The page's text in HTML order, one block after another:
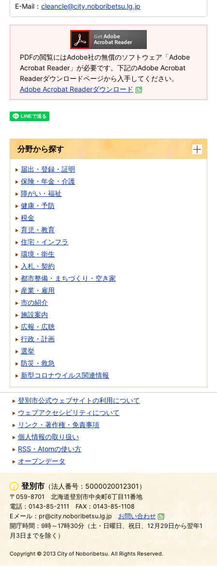
E-Mail： cleancle@city.noboribetsu.lg.jp
PDFの閲覧にはAdobe社の無償のソフトウェア「Adobe
Acrobat Reader」が必要です。下記のAdobe Acrobat
Readerダウンロードページから入手してください。
Adobe Acrobat Readerダウンロード
分野から探す
届出・登録・証明
保険・年金・介護
障がい・福祉
健康・予防
税金
育児・教育
住宅・インフラ
環境・衛生
入札・契約
都市整備・まちづくり・空き家
産業・雇用
市の紹介
施設案内
広報・広聴
行政・計画
選挙
防災・救急
新型コロナウイルス関連情報
登別市公式ウェブサイトの利用について
ウェブアクセシビリティについて
リンク・著作権・免責事項
個人情報の取り扱い
RSS・Atomの使い方
オープンデータ
登別市 （法人番号：5000020012301）
〒059-8701
北海道登別市中央町6丁目11番地
電話：0143-85-2111
FAX：0143-85-1108
Eメール：pr@city.noboribetsu.lg.jp
お問い合わせ
開庁時間：9時～17時30分（土・日曜日、祝日、12月29日から翌年1
月3日までを除く）
Copyright © 2013 City of Noboribetsu. All Rights Reserved.